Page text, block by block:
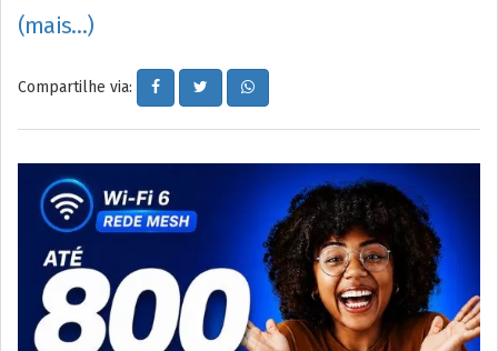
(mais…)
Compartilhe via: